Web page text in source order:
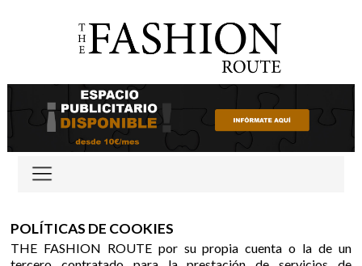
POLÍTICAS DE COOKIES
THE FASHION ROUTE por su propia cuenta o la de un